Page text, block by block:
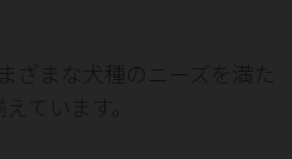
ざまな犬種のニーズを満た
ています。